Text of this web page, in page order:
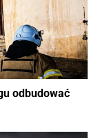
odbudować